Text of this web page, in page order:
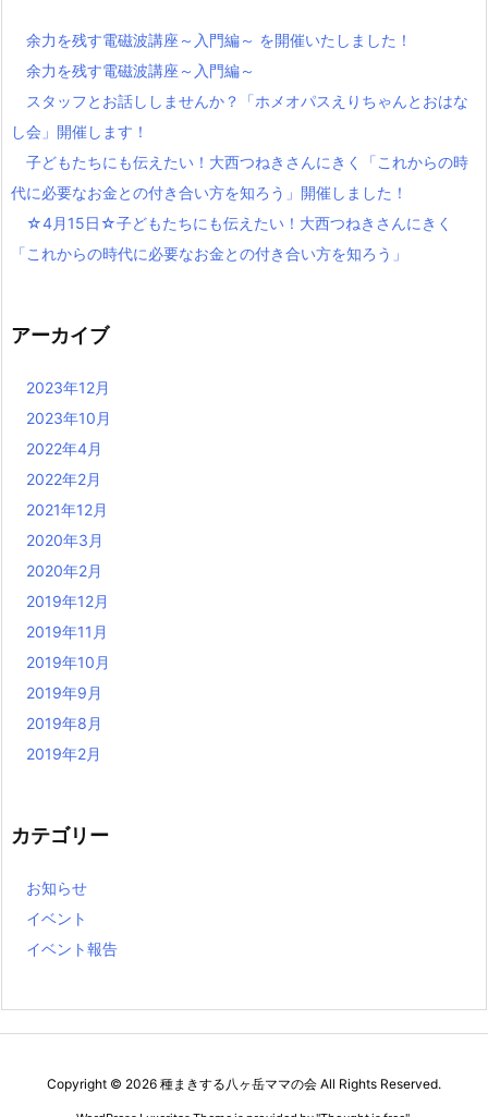
余力を残す電磁波講座～入門編～ を開催いたしました！
余力を残す電磁波講座～入門編～
スタッフとお話ししませんか？「ホメオパスえりちゃんとおはな
し会」開催します！
子どもたちにも伝えたい！大西つねきさんにきく「これからの時
代に必要なお金との付き合い方を知ろう」開催しました！
☆4月15日☆子どもたちにも伝えたい！大西つねきさんにきく
「これからの時代に必要なお金との付き合い方を知ろう」
アーカイブ
2023年12月
2023年10月
2022年4月
2022年2月
2021年12月
2020年3月
2020年2月
2019年12月
2019年11月
2019年10月
2019年9月
2019年8月
2019年2月
カテゴリー
お知らせ
イベント
イベント報告
Copyright © 2026 種まきする八ヶ岳ママの会 All Rights Reserved.